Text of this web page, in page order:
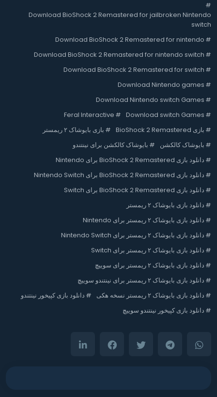
#
Download BioShock 2 Remastered for jailbroken Nintendo
switch
#
Download BioShock 2 Remastered for nintendo
#
Download BioShock 2 Remastered for nintendo switch
#
Download BioShock 2 Remastered for switch
#
Download Nintendo games
#
Download Nintendo switch Games
#
Download switch Games
#
Feral Interactive
# بازی BioShock 2 Remastered # بازی بایوشاک ۲ ریمستر
# بایوشاک کالکشن # بایوشاک کالکشن برای نینتندو
# دانلود بازی BioShock 2 Remastered برای Nintendo
# دانلود بازی BioShock 2 Remastered برای Nintendo Switch
# دانلود بازی BioShock 2 Remastered برای Switch
# دانلود بازی بایوشاک ۲ ریمستر
# دانلود بازی بایوشاک ۲ ریمستر برای Nintendo
# دانلود بازی بایوشاک ۲ ریمستر برای Nintendo Switch
# دانلود بازی بایوشاک ۲ ریمستر برای Switch
# دانلود بازی بایوشاک ۲ ریمستر برای سوییچ
# دانلود بازی بایوشاک ۲ ریمستر برای نینتندو سوییچ
# دانلود بازی بایوشاک ۲ ریمستر نسخه هکی # دانلود بازی کپیخور نینتندو
# دانلود بازی کپیخور نینتندو سوییچ